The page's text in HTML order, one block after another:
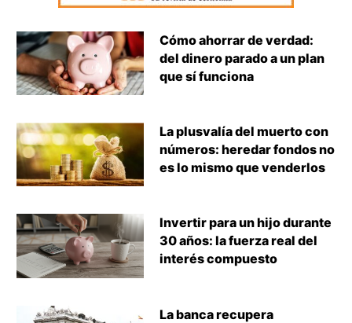
Cómo ahorrar de verdad:
del dinero parado a un plan
que sí funciona
La plusvalía del muerto con
números: heredar fondos no
es lo mismo que venderlos
Invertir para un hijo durante
30 años: la fuerza real del
interés compuesto
La banca recupera